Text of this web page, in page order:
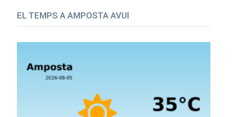
EL TEMPS A AMPOSTA AVUI